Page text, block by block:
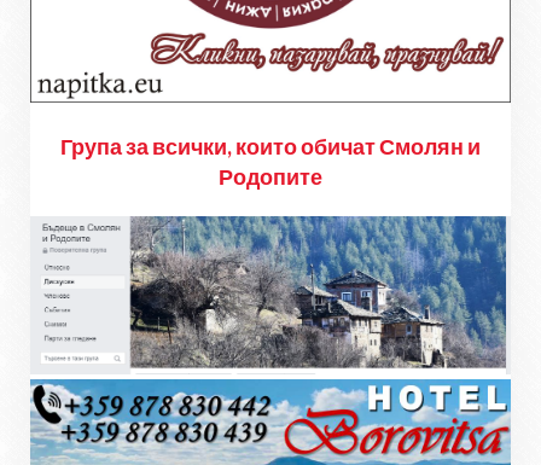
Група за всички, които обичат Смолян и
Родопите